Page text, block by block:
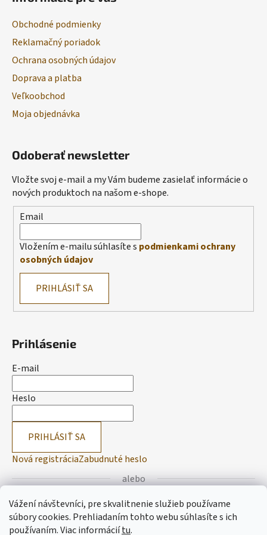
Vážení návštevníci, pre skvalitnenie služieb používame
súbory cookies. Prehliadaním tohto webu súhlasíte s ich
používaním.Viac informáciítu.
Obchodné podmienky
Reklamačný poriadok
Ochrana osobných údajov
Doprava a platba
Veľkoobchod
Moja objednávka
Odoberať newsletter
Vložte svoj e-mail a my Vám budeme zasielať informácie o
nových produktoch na našom e-shope.
Email
Vložením e-mailu súhlasíte s podmienkami ochrany
osobných údajov
PRIHLÁSIŤ SA
Prihlásenie
E-mail
Heslo
PRIHLÁSIŤ SA
Nová registráciaZabudnuté heslo
alebo
Prihlásiť sa cez Facebook